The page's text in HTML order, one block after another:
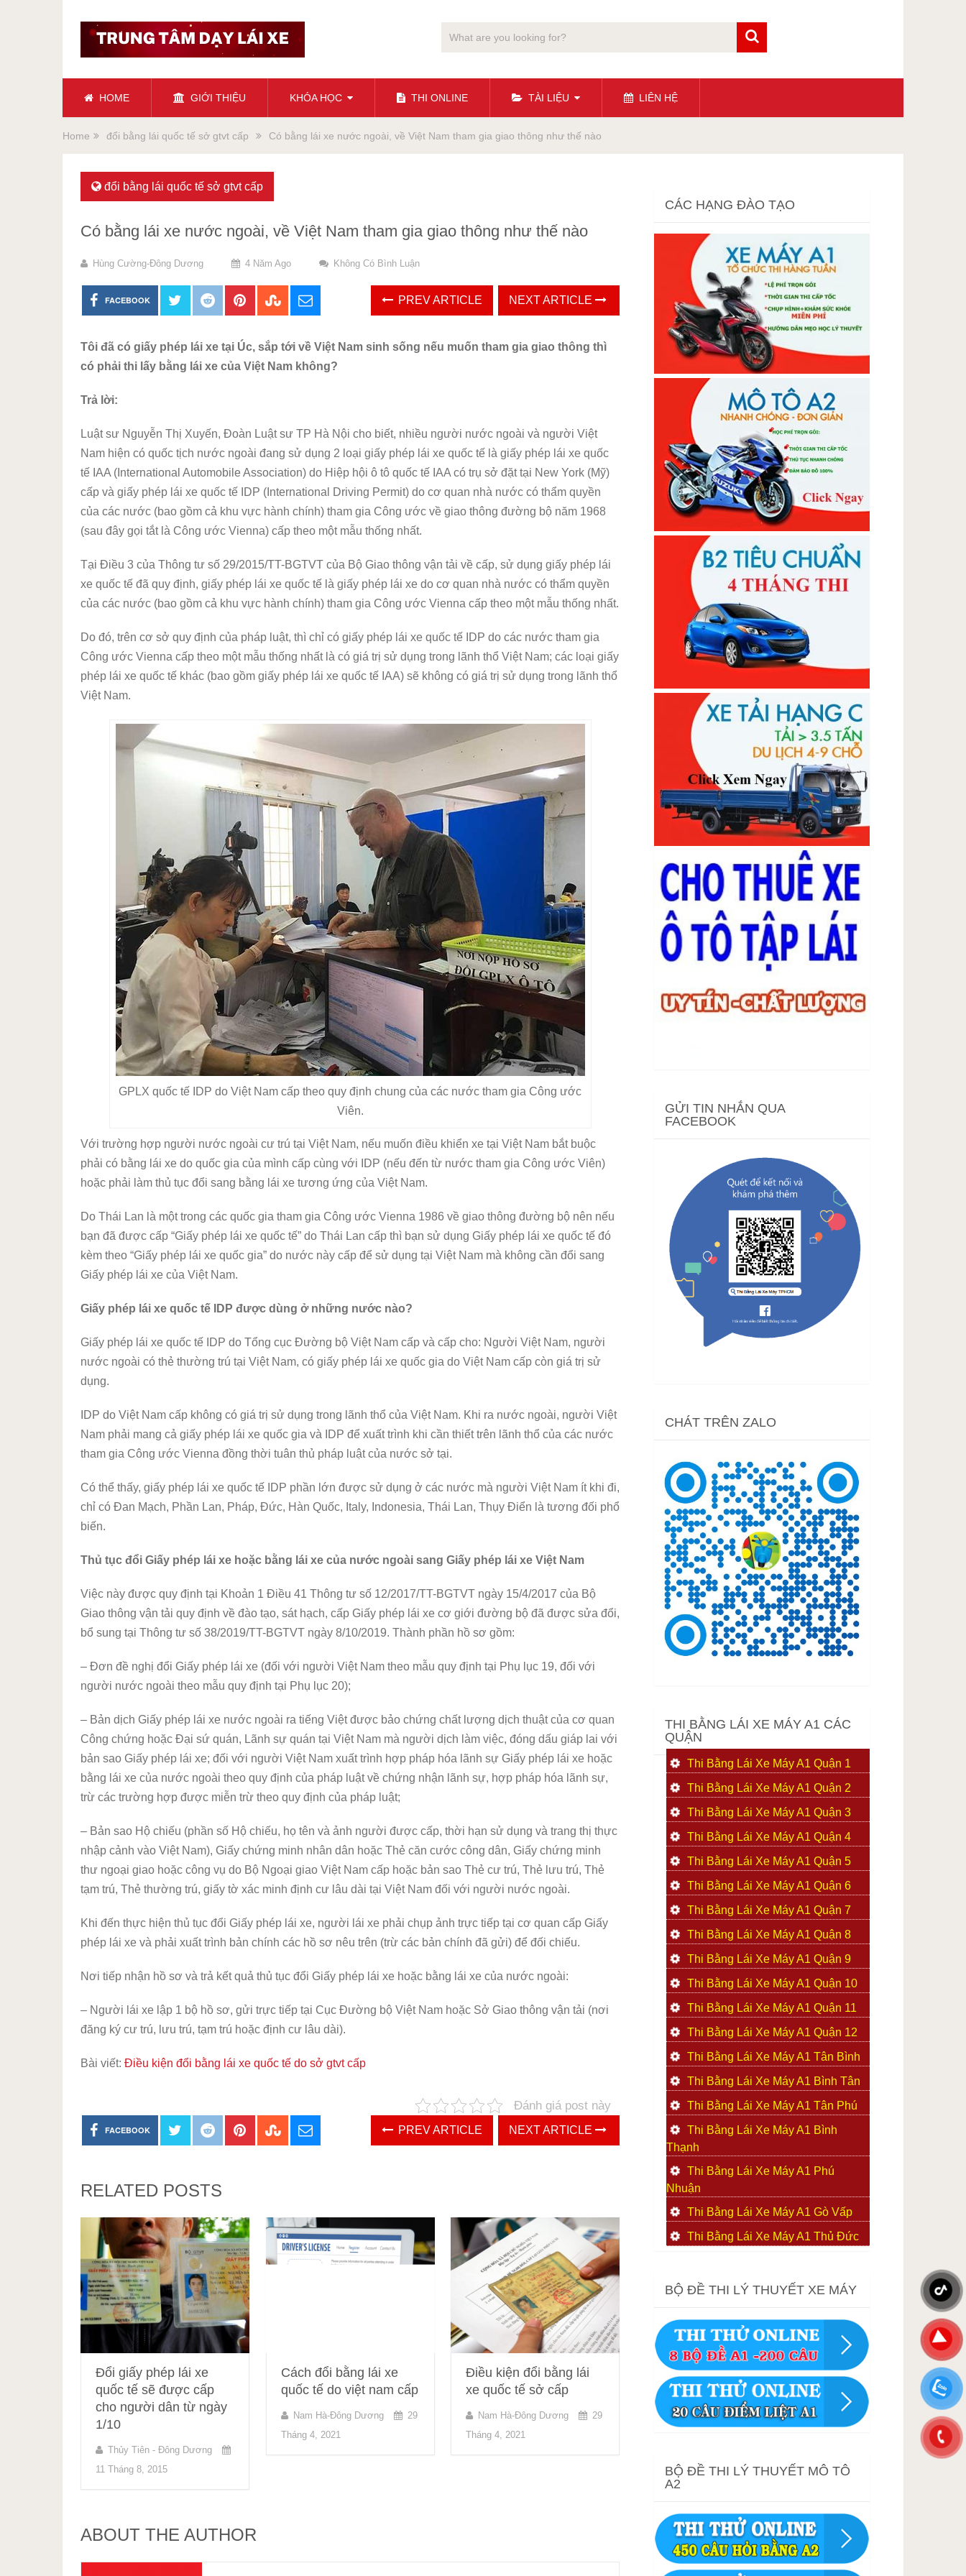
HOME GIỚI THIỆU KHÓA HỌC THI ONLINE TÀI LIỆU LIÊN HỆ
Home đổi bằng lái quốc tế sở gtvt cấp Có bằng lái xe nước ngoài, về Việt Nam tham gia giao thông như thế nào
đổi bằng lái quốc tế sở gtvt cấp
Có bằng lái xe nước ngoài, về Việt Nam tham gia giao thông như thế nào
Hùng Cường-Đông Dương 4 Năm Ago Không Có Bình Luận
FACEBOOK PREV ARTICLE NEXT ARTICLE
Tôi đã có giấy phép lái xe tại Úc, sắp tới về Việt Nam sinh sống nếu muốn tham gia giao thông thì
có phải thi lấy bằng lái xe của Việt Nam không?
Trả lời:
Luật sư Nguyễn Thị Xuyến, Đoàn Luật sư TP Hà Nội cho biết, nhiều người nước ngoài và người Việt
Nam hiện có quốc tịch nước ngoài đang sử dụng 2 loại giấy phép lái xe quốc tế là giấy phép lái xe quốc
tế IAA (International Automobile Association) do Hiệp hội ô tô quốc tế IAA có trụ sở đặt tại New York (Mỹ)
cấp và giấy phép lái xe quốc tế IDP (International Driving Permit) do cơ quan nhà nước có thẩm quyền
của các nước (bao gồm cả khu vực hành chính) tham gia Công ước về giao thông đường bộ năm 1968
(sau đây gọi tắt là Công ước Vienna) cấp theo một mẫu thống nhất.
Tại Điều 3 của Thông tư số 29/2015/TT-BGTVT của Bộ Giao thông vận tải về cấp, sử dụng giấy phép lái
xe quốc tế đã quy định, giấy phép lái xe quốc tế là giấy phép lái xe do cơ quan nhà nước có thẩm quyền
của các nước (bao gồm cả khu vực hành chính) tham gia Công ước Vienna cấp theo một mẫu thống nhất.
Do đó, trên cơ sở quy định của pháp luật, thì chỉ có giấy phép lái xe quốc tế IDP do các nước tham gia
Công ước Vienna cấp theo một mẫu thống nhất là có giá trị sử dụng trong lãnh thổ Việt Nam; các loại giấy
phép lái xe quốc tế khác (bao gồm giấy phép lái xe quốc tế IAA) sẽ không có giá trị sử dụng trong lãnh thổ
Việt Nam.
GPLX quốc tế IDP do Việt Nam cấp theo quy định chung của các nước tham gia Công ước
Viên.
Với trường hợp người nước ngoài cư trú tại Việt Nam, nếu muốn điều khiển xe tại Việt Nam bắt buộc
phải có bằng lái xe do quốc gia của mình cấp cùng với IDP (nếu đến từ nước tham gia Công ước Viên)
hoặc phải làm thủ tục đổi sang bằng lái xe tương ứng của Việt Nam.
Do Thái Lan là một trong các quốc gia tham gia Công ước Vienna 1986 về giao thông đường bộ nên nếu
bạn đã được cấp “Giấy phép lái xe quốc tế” do Thái Lan cấp thì bạn sử dụng Giấy phép lái xe quốc tế đó
kèm theo “Giấy phép lái xe quốc gia” do nước này cấp để sử dụng tại Việt Nam mà không cần đổi sang
Giấy phép lái xe của Việt Nam.
Giấy phép lái xe quốc tế IDP được dùng ở những nước nào?
Giấy phép lái xe quốc tế IDP do Tổng cục Đường bộ Việt Nam cấp và cấp cho: Người Việt Nam, người
nước ngoài có thẻ thường trú tại Việt Nam, có giấy phép lái xe quốc gia do Việt Nam cấp còn giá trị sử
dụng.
IDP do Việt Nam cấp không có giá trị sử dụng trong lãnh thổ của Việt Nam. Khi ra nước ngoài, người Việt
Nam phải mang cả giấy phép lái xe quốc gia và IDP để xuất trình khi cần thiết trên lãnh thổ của các nước
tham gia Công ước Vienna đồng thời tuân thủ pháp luật của nước sở tại.
Có thể thấy, giấy phép lái xe quốc tế IDP phần lớn được sử dụng ở các nước mà người Việt Nam ít khi đi,
chỉ có Đan Mạch, Phần Lan, Pháp, Đức, Hàn Quốc, Italy, Indonesia, Thái Lan, Thụy Điển là tương đối phổ
biến.
Thủ tục đổi Giấy phép lái xe hoặc bằng lái xe của nước ngoài sang Giấy phép lái xe Việt Nam
Việc này được quy định tại Khoản 1 Điều 41 Thông tư số 12/2017/TT-BGTVT ngày 15/4/2017 của Bộ
Giao thông vận tải quy định về đào tạo, sát hạch, cấp Giấy phép lái xe cơ giới đường bộ đã được sửa đổi,
bổ sung tại Thông tư số 38/2019/TT-BGTVT ngày 8/10/2019. Thành phần hồ sơ gồm:
– Đơn đề nghị đổi Giấy phép lái xe (đối với người Việt Nam theo mẫu quy định tại Phụ lục 19, đối với
người nước ngoài theo mẫu quy định tại Phụ lục 20);
– Bản dịch Giấy phép lái xe nước ngoài ra tiếng Việt được bảo chứng chất lượng dịch thuật của cơ quan
Công chứng hoặc Đại sứ quán, Lãnh sự quán tại Việt Nam mà người dịch làm việc, đóng dấu giáp lai với
bản sao Giấy phép lái xe; đối với người Việt Nam xuất trình hợp pháp hóa lãnh sự Giấy phép lái xe hoặc
bằng lái xe của nước ngoài theo quy định của pháp luật về chứng nhận lãnh sự, hợp pháp hóa lãnh sự,
trừ các trường hợp được miễn trừ theo quy định của pháp luật;
– Bản sao Hộ chiếu (phần số Hộ chiếu, họ tên và ảnh người được cấp, thời hạn sử dụng và trang thị thực
nhập cảnh vào Việt Nam), Giấy chứng minh nhân dân hoặc Thẻ căn cước công dân, Giấy chứng minh
thư ngoại giao hoặc công vụ do Bộ Ngoại giao Việt Nam cấp hoặc bản sao Thẻ cư trú, Thẻ lưu trú, Thẻ
tạm trú, Thẻ thường trú, giấy tờ xác minh định cư lâu dài tại Việt Nam đối với người nước ngoài.
Khi đến thực hiện thủ tục đổi Giấy phép lái xe, người lái xe phải chụp ảnh trực tiếp tại cơ quan cấp Giấy
phép lái xe và phải xuất trình bản chính các hồ sơ nêu trên (trừ các bản chính đã gửi) để đối chiếu.
Nơi tiếp nhận hồ sơ và trả kết quả thủ tục đổi Giấy phép lái xe hoặc bằng lái xe của nước ngoài:
– Người lái xe lập 1 bộ hồ sơ, gửi trực tiếp tại Cục Đường bộ Việt Nam hoặc Sở Giao thông vận tải (nơi
đăng ký cư trú, lưu trú, tạm trú hoặc định cư lâu dài).
Bài viết: Điều kiện đổi bằng lái xe quốc tế do sở gtvt cấp
Đánh giá post này
FACEBOOK PREV ARTICLE NEXT ARTICLE
RELATED POSTS
Đổi giấy phép lái xe
quốc tế sẽ được cấp
cho người dân từ ngày
1/10
Thủy Tiên - Đông Dương
11 Tháng 8, 2015
Cách đổi bằng lái xe
quốc tế do việt nam cấp
Nam Hà-Đông Dương
29
Tháng 4, 2021
Điều kiện đổi bằng lái
xe quốc tế sở cấp
Nam Hà-Đông Dương
29
Tháng 4, 2021
ABOUT THE AUTHOR
CÁC HẠNG ĐÀO TẠO
GỬI TIN NHẮN QUA
FACEBOOK
CHÁT TRÊN ZALO
THI BẰNG LÁI XE MÁY A1 CÁC
QUẬN
Thi Bằng Lái Xe Máy A1 Quận 1
Thi Bằng Lái Xe Máy A1 Quận 2
Thi Bằng Lái Xe Máy A1 Quận 3
Thi Bằng Lái Xe Máy A1 Quận 4
Thi Bằng Lái Xe Máy A1 Quận 5
Thi Bằng Lái Xe Máy A1 Quận 6
Thi Bằng Lái Xe Máy A1 Quận 7
Thi Bằng Lái Xe Máy A1 Quận 8
Thi Bằng Lái Xe Máy A1 Quận 9
Thi Bằng Lái Xe Máy A1 Quận 10
Thi Bằng Lái Xe Máy A1 Quận 11
Thi Bằng Lái Xe Máy A1 Quận 12
Thi Bằng Lái Xe Máy A1 Tân Bình
Thi Bằng Lái Xe Máy A1 Bình Tân
Thi Bằng Lái Xe Máy A1 Tân Phú
Thi Bằng Lái Xe Máy A1 Bình
Thạnh
Thi Bằng Lái Xe Máy A1 Phú
Nhuận
Thi Bằng Lái Xe Máy A1 Gò Vấp
Thi Bằng Lái Xe Máy A1 Thủ Đức
BỘ ĐỀ THI LÝ THUYẾT XE MÁY
BỘ ĐỀ THI LÝ THUYẾT MÔ TÔ
A2